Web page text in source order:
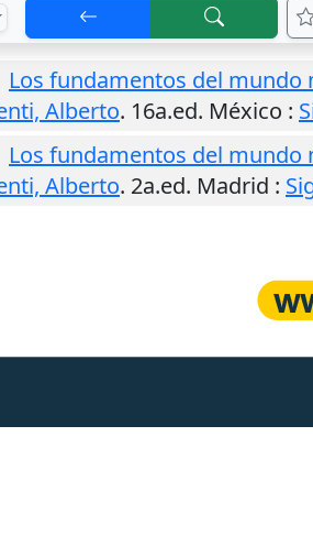
Los fundamentos del mundo
Alberto. 16a.ed. México :
Los fundamentos del mundo
Alberto. 2a.ed. Madrid :